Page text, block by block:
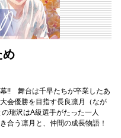
め
幕!! 舞台は千早たちが卒業したあ
会優勝を目指す長良凛月（なが
瑞沢はA級選手がたった一人
合う凛月と、仲間の成長物語！